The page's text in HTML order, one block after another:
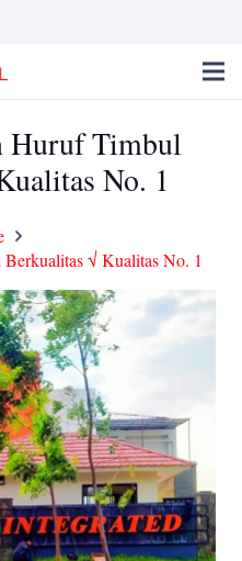
Huruf Timbul
No. 1
√ Kualitas No. 1